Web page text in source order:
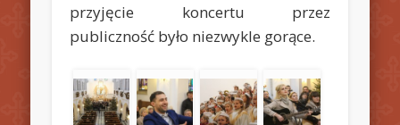
przyjęcie koncertu przez
publiczność było niezwykle gorące.